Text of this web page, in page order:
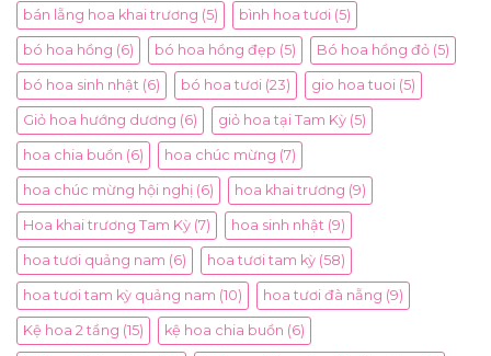
bán lẵng hoa khai trương (5) bình hoa tươi (5)
bó hoa hồng (6) bó hoa hồng đẹp (5) Bó hoa hồng đỏ (5)
bó hoa sinh nhật (6) bó hoa tươi (23) gio hoa tuoi (5)
Giỏ hoa hướng dương (6) giỏ hoa tại Tam Kỳ (5)
hoa chia buồn (6) hoa chúc mừng (7)
hoa chúc mừng hội nghị (6) hoa khai trương (9)
Hoa khai trương Tam Kỳ (7) hoa sinh nhật (9)
hoa tươi quảng nam (6) hoa tươi tam kỳ (58)
hoa tươi tam kỳ quảng nam (10) hoa tươi đà nẵng (9)
Kệ hoa 2 tầng (15) kệ hoa chia buồn (6)